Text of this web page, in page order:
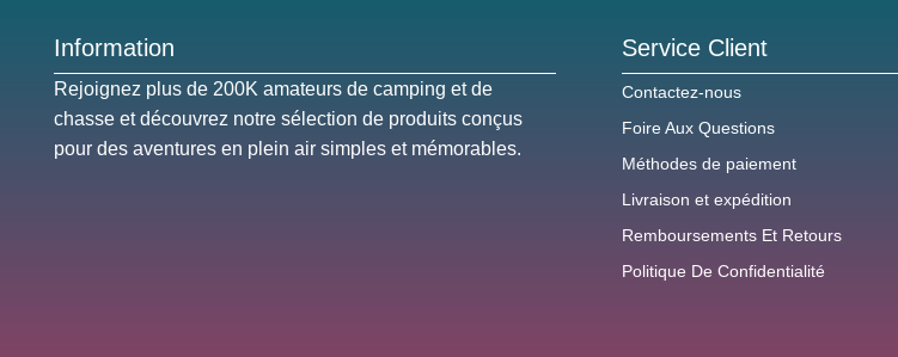
Information
Rejoignez plus de 200K amateurs de camping et de
chasse et découvrez notre sélection de produits conçus
pour des aventures en plein air simples et mémorables.
Service Client
Contactez-nous
Foire Aux Questions
Méthodes de paiement
Livraison et expédition
Remboursements Et Retours
Politique De Confidentialité